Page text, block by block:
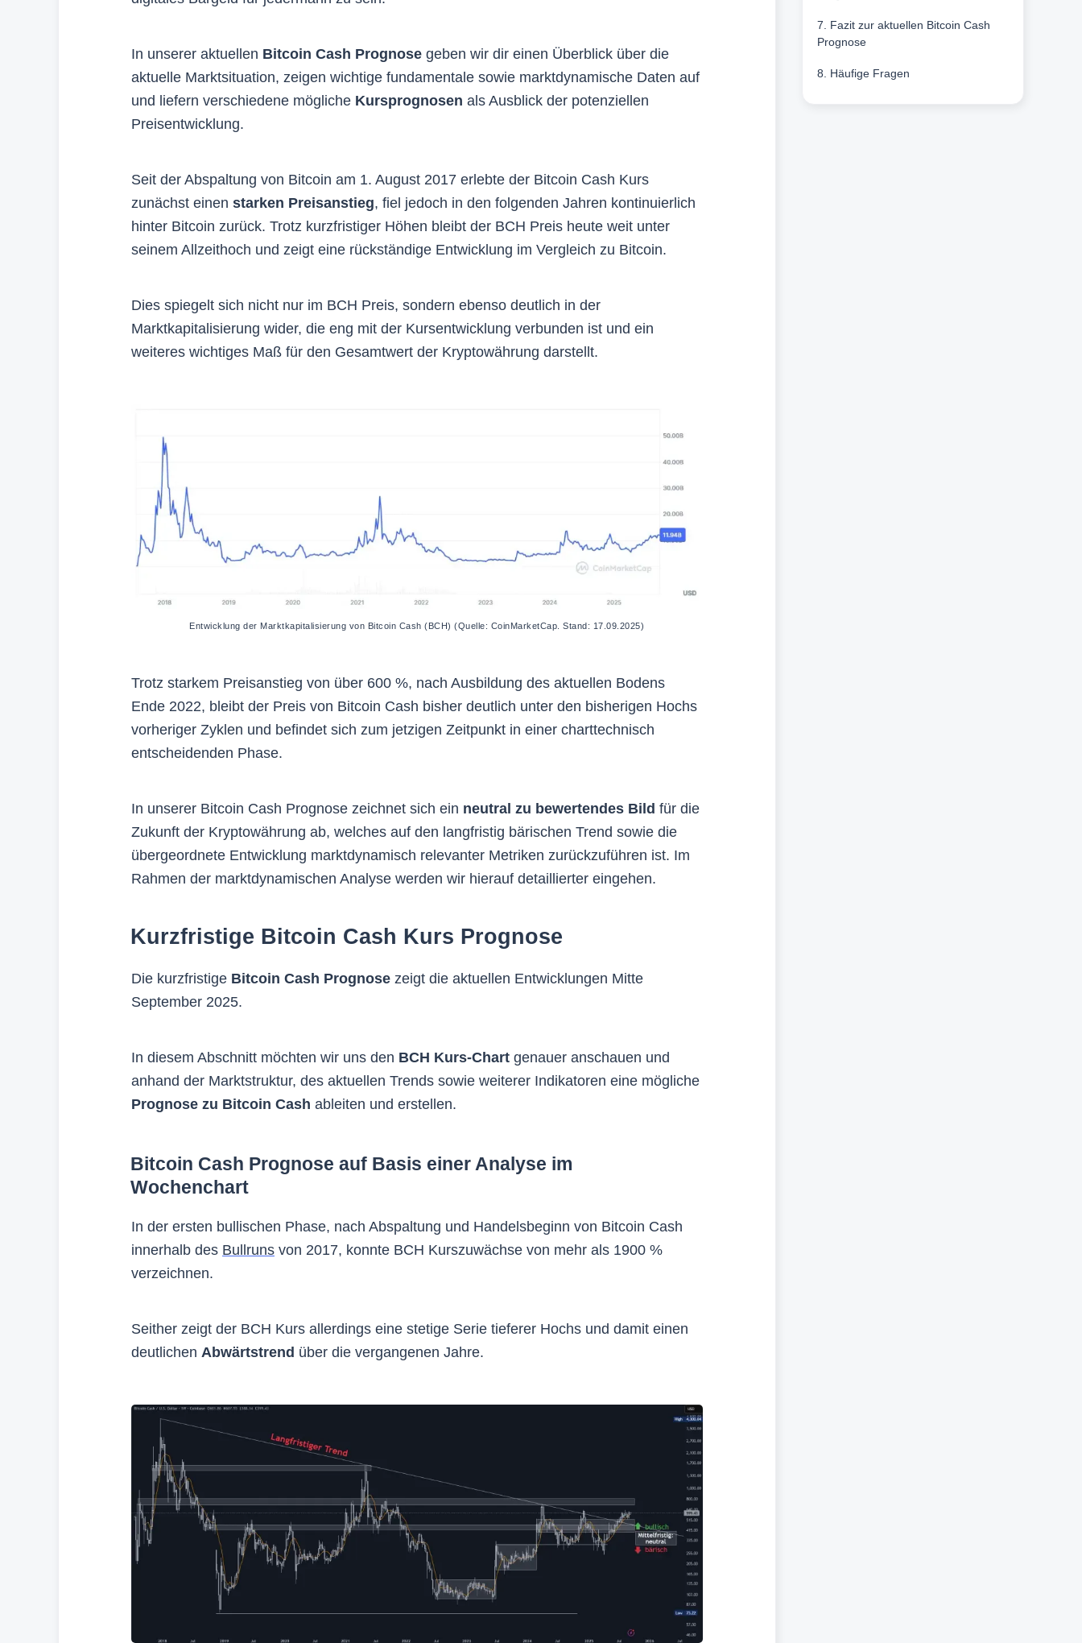
In unserer aktuellen Bitcoin Cash Prognose geben wir dir einen Überblick über die
aktuelle Marktsituation, zeigen wichtige fundamentale sowie marktdynamische Daten auf
und liefern verschiedene mögliche Kursprognosen als Ausblick der potenziellen
Preisentwicklung.
Seit der Abspaltung von Bitcoin am 1. August 2017 erlebte der Bitcoin Cash Kurs
zunächst einen starken Preisanstieg, fiel jedoch in den folgenden Jahren kontinuierlich
hinter Bitcoin zurück. Trotz kurzfristiger Höhen bleibt der BCH Preis heute weit unter
seinem Allzeithoch und zeigt eine rückständige Entwicklung im Vergleich zu Bitcoin.
Dies spiegelt sich nicht nur im BCH Preis, sondern ebenso deutlich in der
Marktkapitalisierung wider, die eng mit der Kursentwicklung verbunden ist und ein
weiteres wichtiges Maß für den Gesamtwert der Kryptowährung darstellt.
Entwicklung der Marktkapitalisierung von Bitcoin Cash (BCH) (Quelle: CoinMarketCap. Stand: 17.09.2025)
Trotz starkem Preisanstieg von über 600 %, nach Ausbildung des aktuellen Bodens
Ende 2022, bleibt der Preis von Bitcoin Cash bisher deutlich unter den bisherigen Hochs
vorheriger Zyklen und befindet sich zum jetzigen Zeitpunkt in einer charttechnisch
entscheidenden Phase.
In unserer Bitcoin Cash Prognose zeichnet sich ein neutral zu bewertendes Bild für die
Zukunft der Kryptowährung ab, welches auf den langfristig bärischen Trend sowie die
übergeordnete Entwicklung marktdynamisch relevanter Metriken zurückzuführen ist. Im
Rahmen der marktdynamischen Analyse werden wir hierauf detaillierter eingehen.
Kurzfristige Bitcoin Cash Kurs Prognose
Die kurzfristige Bitcoin Cash Prognose zeigt die aktuellen Entwicklungen Mitte
September 2025.
In diesem Abschnitt möchten wir uns den BCH Kurs-Chart genauer anschauen und
anhand der Marktstruktur, des aktuellen Trends sowie weiterer Indikatoren eine mögliche
Prognose zu Bitcoin Cash ableiten und erstellen.
Bitcoin Cash Prognose auf Basis einer Analyse im
Wochenchart
In der ersten bullischen Phase, nach Abspaltung und Handelsbeginn von Bitcoin Cash
innerhalb des Bullruns von 2017, konnte BCH Kurszuwächse von mehr als 1900 %
verzeichnen.
Seither zeigt der BCH Kurs allerdings eine stetige Serie tieferer Hochs und damit einen
deutlichen Abwärtstrend über die vergangenen Jahre.
7. Fazit zur aktuellen Bitcoin Cash
Prognose
8. Häufige Fragen